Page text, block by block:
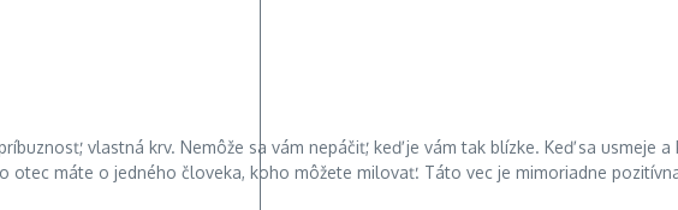
vlastná krv. Nemôže sa vám nepáčiť, keď je vám tak blízke. Keď sa usmeje
otec máte o jedného človeka, koho môžete milovať. Táto vec je mimoriadne